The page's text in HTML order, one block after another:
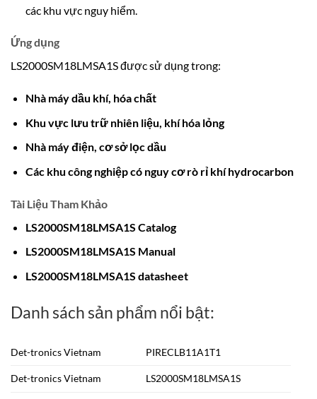
các khu vực nguy hiểm.
Ứng dụng
LS2000SM18LMSA1S được sử dụng trong:
Nhà máy dầu khí, hóa chất
Khu vực lưu trữ nhiên liệu, khí hóa lỏng
Nhà máy điện, cơ sở lọc dầu
Các khu công nghiệp có nguy cơ rò rỉ khí hydrocarbon
Tài Liệu Tham Khảo
LS2000SM18LMSA1S Catalog
LS2000SM18LMSA1S Manual
LS2000SM18LMSA1S datasheet
Danh sách sản phẩm nổi bật:
Det-tronics Vietnam PIRECLB11A1T1
Det-tronics Vietnam LS2000SM18LMSA1S